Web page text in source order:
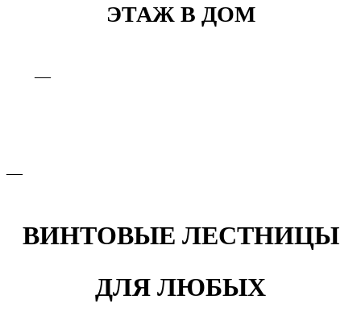
ЭТАЖ В ДОМ
—
—
ВИНТОВЫЕ ЛЕСТНИЦЫ
ДЛЯ ЛЮБЫХ